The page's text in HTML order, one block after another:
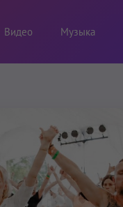
Видео Музыка